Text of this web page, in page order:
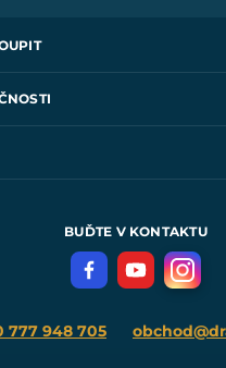
pro Kingdom Come
BUĎTE V KONTAKTU
777 948 705